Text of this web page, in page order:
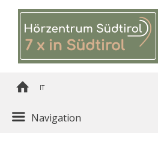
IT
Navigation